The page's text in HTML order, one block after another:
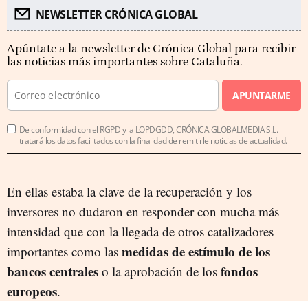
NEWSLETTER CRÓNICA GLOBAL
Apúntate a la newsletter de Crónica Global para recibir
las noticias más importantes sobre Cataluña.
APUNTARME
De conformidad con el RGPD y la LOPDGDD, CRÓNICA GLOBALMEDIA S.L.
tratará los datos facilitados con la finalidad de remitirle noticias de actualidad.
En ellas estaba la clave de la recuperación y los
inversores no dudaron en responder con mucha más
intensidad que con la llegada de otros catalizadores
importantes como las medidas de estímulo de los
bancos centrales o la aprobación de los fondos
europeos.